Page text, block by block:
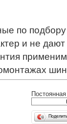
по
и не